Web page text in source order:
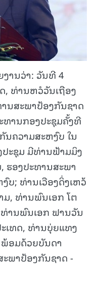
ານວ່າ: ວັນທີ 4
, ທ່ານຫວໍວັນເຖືອງ
ນສະພາປ້ອງກັນຊາດ
ທານກອງປະຊຸມຄັ້ງທີ
ນຄວາມສະຫງົບ ໃນ
ປະຊຸມ ມີທ່ານຟ້າມມິງ
ຮອງປະທານສະພາ
ບ; ທ່ານເວືອງດິ່ງເຫວ້
, ທ່ານພົນເອກ ໂຕ
ານພົນເອກ ຟານວັນ
ເທດ, ທ່ານບຸ່ຍແທງ
ອມດ້ວຍບັນດາ
ພາປ້ອງກັນຊາດ -